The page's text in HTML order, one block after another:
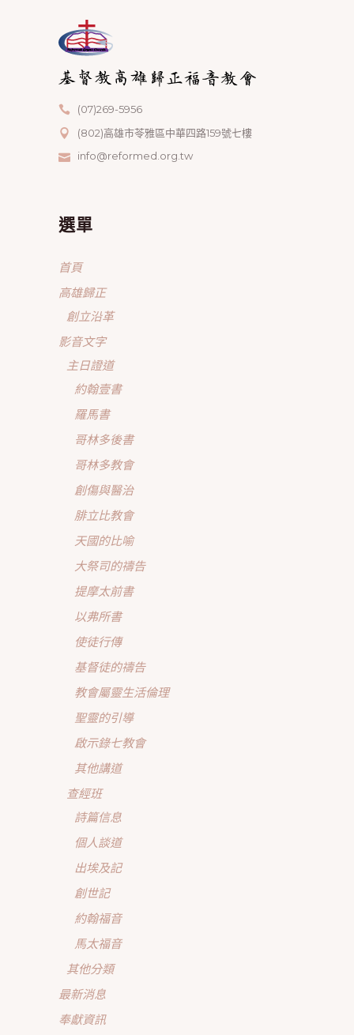
(07)269-5956
(802)高雄市苓雅區中華四路159號七樓
info@reformed.org.tw
選單
首頁
高雄歸正
創立沿革
影音文字
主日證道
約翰壹書
羅馬書
哥林多後書
哥林多教會
創傷與醫治
腓立比教會
天國的比喻
大祭司的禱告
提摩太前書
以弗所書
使徒行傳
基督徒的禱告
教會屬靈生活倫理
聖靈的引導
啟示錄七教會
其他講道
查經班
詩篇信息
個人談道
出埃及記
創世記
約翰福音
馬太福音
其他分類
最新消息
奉獻資訊